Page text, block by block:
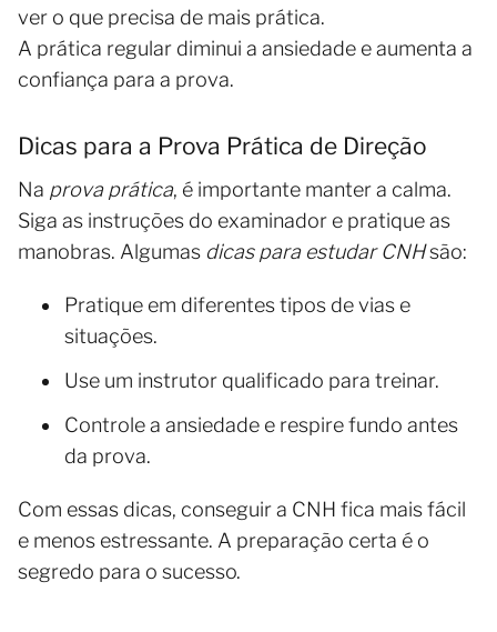
ver o que precisa de mais prática.
A prática regular diminui a ansiedade e aumenta a
confiança para a prova.
Dicas para a Prova Prática de Direção
Na prova prática, é importante manter a calma.
Siga as instruções do examinador e pratique as
manobras. Algumas dicas para estudar CNHsão:
Pratique em diferentes tipos de vias e
situações.
Use um instrutor qualificado para treinar.
Controle a ansiedade e respire fundo antes
da prova.
Com essas dicas, conseguir a CNH fica mais fácil
e menos estressante. A preparação certa é o
segredo para o sucesso.